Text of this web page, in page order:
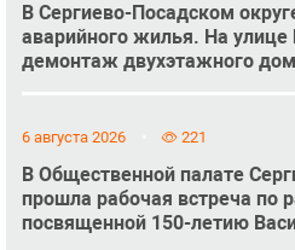
В Сергиево-Посадском
аварийного жилья. На
демонтаж двухэтажного
6 августа 2026 221
В Общественной палате
прошла рабочая встреча по
посвященной 150-летию